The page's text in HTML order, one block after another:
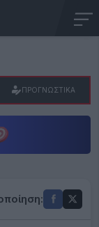
ΠΡΟΓΝΩΣΤΙΚΑ